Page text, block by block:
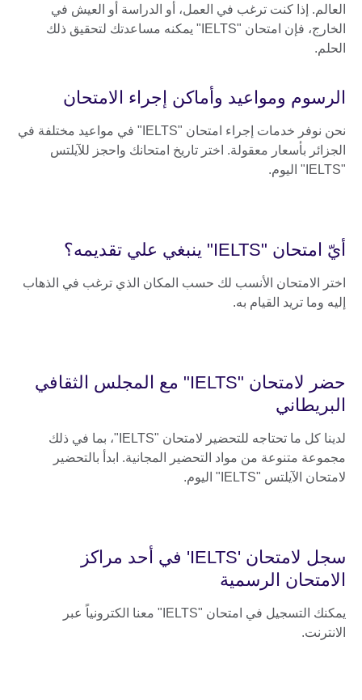
العالم. إذا كنت ترغب في العمل، أو الدراسة أو العيش في
الخارج، فإن امتحان "IELTS" يمكنه مساعدتك لتحقيق ذلك
الحلم.
الرسوم ومواعيد وأماكن إجراء الامتحان
نحن نوفر خدمات إجراء امتحان "IELTS" في مواعيد مختلفة في
الجزائر بأسعار معقولة. اختر تاريخ امتحانك واحجز للآيلتس
"IELTS" اليوم.
أيّ امتحان "IELTS" ينبغي علي تقديمه؟
اختر الامتحان الأنسب لك حسب المكان الذي ترغب في الذهاب
إليه وما تريد القيام به.
حضر لامتحان "IELTS" مع المجلس الثقافي
البريطاني
لدينا كل ما تحتاجه للتحضير لامتحان "IELTS"، بما في ذلك
مجموعة متنوعة من مواد التحضير المجانية. ابدأ بالتحضير
لامتحان الآيلتس "IELTS" اليوم.
سجل لامتحان 'IELTS' في أحد مراكز
الامتحان الرسمية
يمكنك التسجيل في امتحان "IELTS" معنا الكترونياً عبر
الانترنت.